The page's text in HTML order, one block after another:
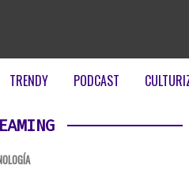
TRENDY PODCAST